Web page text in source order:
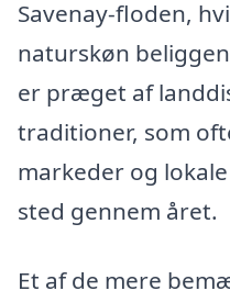
Savenay-floden,
naturskøn
er præget af
traditioner, som
markeder og
sted gennem året.
Et af de mere